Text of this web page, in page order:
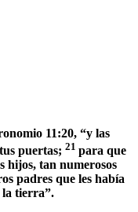
11:20, “y las
puertas; 21 para que
hijos, tan numerosos
padres que les había
la tierra”.